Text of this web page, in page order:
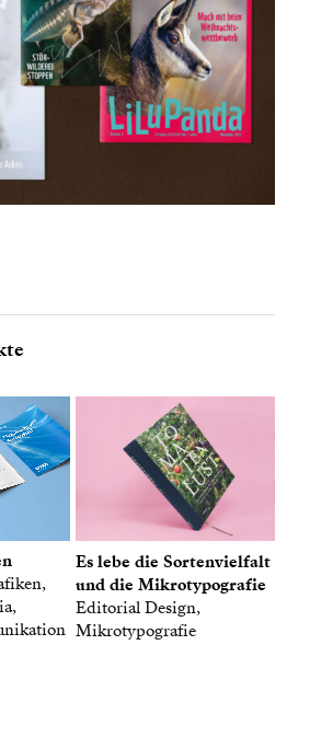
Es lebe die Sortenvielfalt
und die Mikrotypografie
Editorial Design,
Mikrotypografie